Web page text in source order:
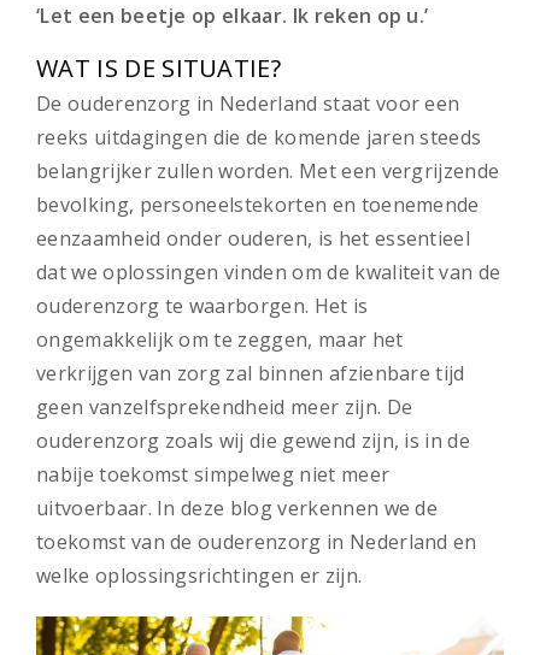
‘Let een beetje op elkaar. Ik reken op u.’
WAT IS DE SITUATIE?
De ouderenzorg in Nederland staat voor een
reeks uitdagingen die de komende jaren steeds
belangrijker zullen worden. Met een vergrijzende
bevolking, personeelstekorten en toenemende
eenzaamheid onder ouderen, is het essentieel
dat we oplossingen vinden om de kwaliteit van de
ouderenzorg te waarborgen. Het is
ongemakkelijk om te zeggen, maar het
verkrijgen van zorg zal binnen afzienbare tijd
geen vanzelfsprekendheid meer zijn. De
ouderenzorg zoals wij die gewend zijn, is in de
nabije toekomst simpelweg niet meer
uitvoerbaar. In deze blog verkennen we de
toekomst van de ouderenzorg in Nederland en
welke oplossingsrichtingen er zijn.